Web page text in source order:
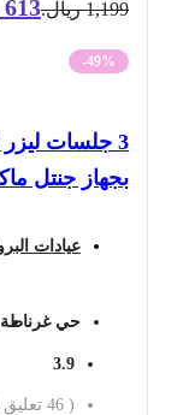
1,199 ريال. 613
-49%
بجهاز جنتل
عيادات
حي غرناطة
3.9
46 تعليق )